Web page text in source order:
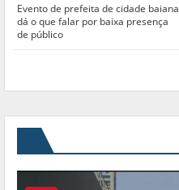
Evento de prefeita de cidade baiana
dá o que falar por baixa presença
de público